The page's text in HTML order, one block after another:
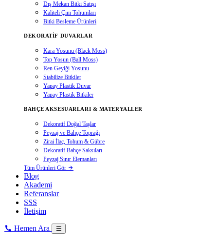
Dış Mekan Bitki Satışı
Kaliteli Çim Tohumları
Bitki Besleme Ürünleri
DEKORATIF DUVARLAR
Kara Yosunu (Black Moss)
Top Yosun (Ball Moss)
Ren Geyiği Yosunu
Stabilize Bitkiler
Yapay Plastik Duvar
Yapay Plastik Bitkiler
BAHÇE AKSESUARLARI & MATERYALLER
Dekoratif Doğal Taşlar
Peyzaj ve Bahçe Toprağı
Zirai İlaç, Tohum & Gübre
Dekoratif Bahçe Saksıları
Peyzaj Sınır Elemanları
Tüm Ürünleri Gör
Blog
Akademi
Referanslar
SSS
İletişim
Hemen Ara